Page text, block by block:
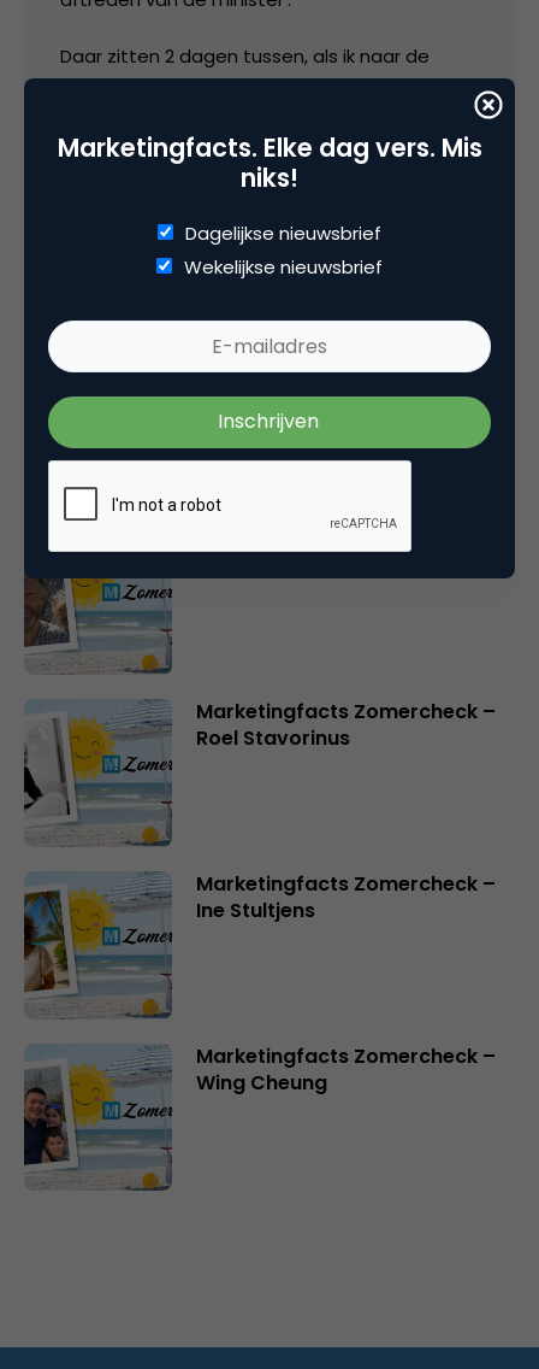
Daar zitten 2 dagen tussen, als ik naar de
17 oktober 2006 om 04:54
Plaats reactie
Je moetingelogd zijn opom een reactie te
plaatsen.
Marketingfacts Zomercheck –
Roel Stavorinus
Marketingfacts Zomercheck –
Ine Stultjens
Marketingfacts Zomercheck –
Wing Cheung
Marketingfacts. Elke dag vers. Mis
niks!
Dagelijkse nieuwsbrief
Wekelijkse nieuwsbrief